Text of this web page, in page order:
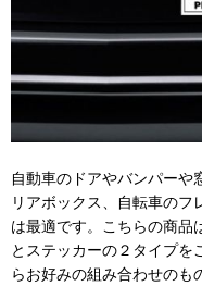
自動車のドアやバンパーや
リアボックス、自転車のフ
は最適です。こちらの商品
とステッカーの２タイプを
らお好みの組み合わせのも